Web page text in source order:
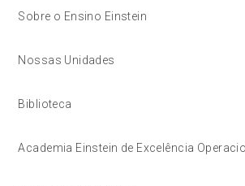
Sobre o Ensino Einstein
Nossas Unidades
Biblioteca
Academia Einstein de Excelência